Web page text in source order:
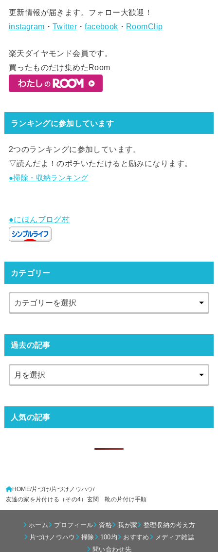
更新情報が届きます。フォロー大歓迎！
instagram ・Twitter・facebook ・ RoomClip
楽天ダイヤモンド会員です。
買ったものだけ集めたRoom
ランキングに参加しています
2つのランキングに参加しています。
▽読んだよ！のポチいただけると励みになります。
●掃除・収納ランキング
●にほんブログ村
カテゴリー
過去の記事
人気の記事
HOME 片づけ 片づけノウハウ
友達の家を片付ける（その4）玄関 靴の片付け手順
ホーム プロフィール 資格 我が家
整理収納の考え方
片づけノウハウ
掃除 100均 おすすめ
メディア雑誌
問い合わせ先